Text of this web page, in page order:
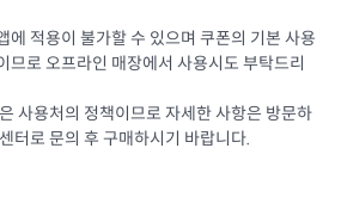
에 적용이 불가할 수 있으며 쿠폰의 기본 사용
므로 오프라인 매장에서 사용시도 부탁드리
사용처의 정책이므로 자세한 사항은 방문하
터로 문의 후 구매하시기 바랍니다.